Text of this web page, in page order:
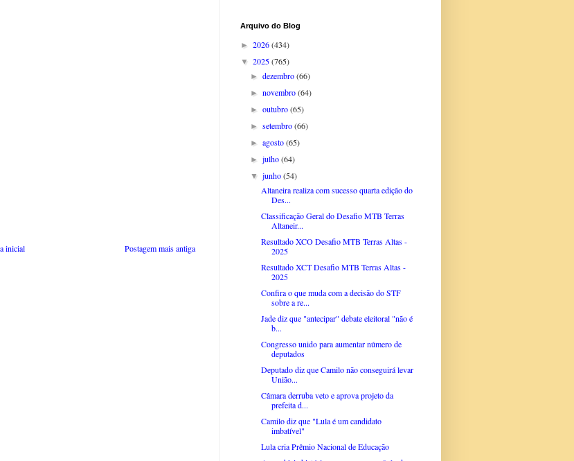
Postagem mais antiga
inicial
Arquivo do Blog
► 2026(434)
▼ 2025(765)
►dezembro(66)
►novembro(64)
►outubro(65)
►setembro(66)
►agosto(65)
►julho(64)
▼junho(54)
Altaneira realiza com sucesso quarta edição do
Des...
Classificação Geral do Desafio MTB Terras
Altaneir...
Resultado XCO Desafio MTB Terras Altas -
2025
Resultado XCT Desafio MTB Terras Altas -
2025
Confira o que muda com a decisão do STF
sobre a re...
Jade diz que "antecipar" debate eleitoral "não é
b...
Congresso unido para aumentar número de
deputados
Deputado diz que Camilo não conseguirá levar
União...
Câmara derruba veto e aprova projeto da
prefeita d...
Camilo diz que "Lula é um candidato
imbatível"
Lula cria Prêmio Nacional de Educação